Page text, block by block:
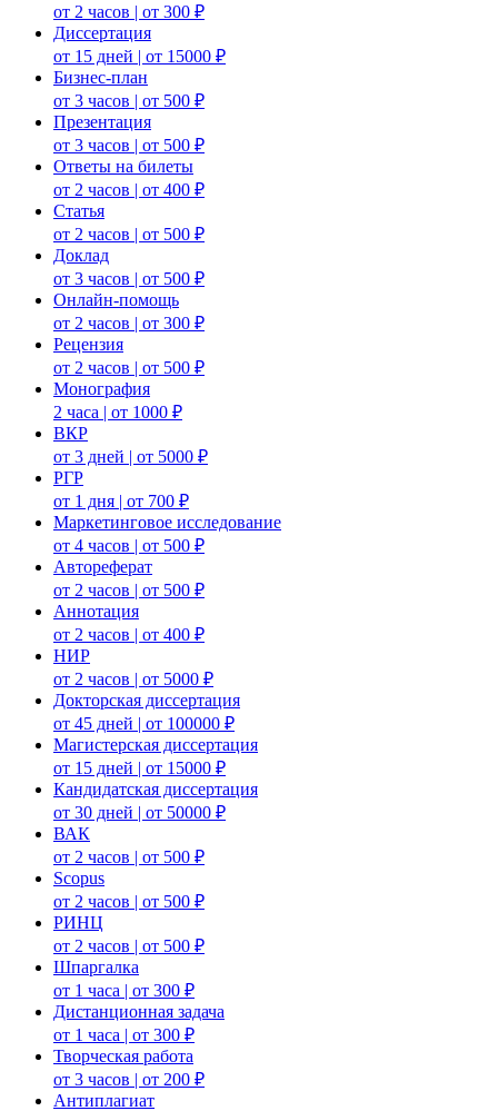
от 2 часов | от 300 ₽
Диссертация
от 15 дней | от 15000 ₽
Бизнес-план
от 3 часов | от 500 ₽
Презентация
от 3 часов | от 500 ₽
Ответы на билеты
от 2 часов | от 400 ₽
Статья
от 2 часов | от 500 ₽
Доклад
от 3 часов | от 500 ₽
Онлайн-помощь
от 2 часов | от 300 ₽
Рецензия
от 2 часов | от 500 ₽
Монография
2 часа | от 1000 ₽
ВКР
от 3 дней | от 5000 ₽
РГР
от 1 дня | от 700 ₽
Маркетинговое исследование
от 4 часов | от 500 ₽
Автореферат
от 2 часов | от 500 ₽
Аннотация
от 2 часов | от 400 ₽
НИР
от 2 часов | от 5000 ₽
Докторская диссертация
от 45 дней | от 100000 ₽
Магистерская диссертация
от 15 дней | от 15000 ₽
Кандидатская диссертация
от 30 дней | от 50000 ₽
ВАК
от 2 часов | от 500 ₽
Scopus
от 2 часов | от 500 ₽
РИНЦ
от 2 часов | от 500 ₽
Шпаргалка
от 1 часа | от 300 ₽
Дистанционная задача
от 1 часа | от 300 ₽
Творческая работа
от 3 часов | от 200 ₽
Антиплагиат